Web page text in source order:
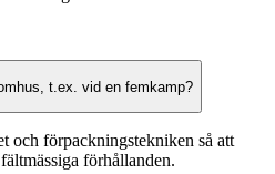
t.ex. vid en femkamp?
och förpackningstekniken så att
förhållanden.